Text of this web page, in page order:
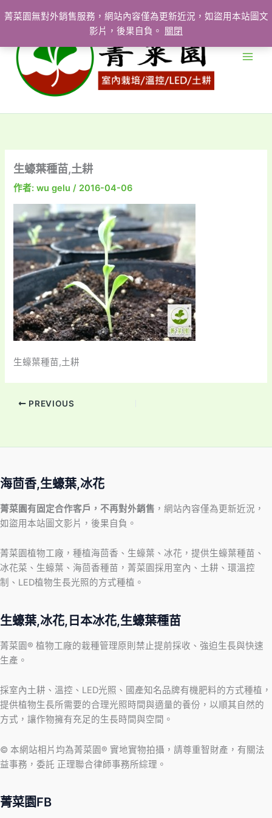
菁菜園無對外銷售服務，網站內容僅為更新近況，如盜用本站圖文
影片，後果自負。
關閉
至
要
生蠔葉種苗,土耕
作者:wu gelu/ 2016-04-06
生蠔葉種苗,土耕
PREVIOUS
海茴香,生蠔葉,冰花
菁菜園有固定合作客戶，不再對外銷售 ，網站內容僅為更新近況，
如盜用本站圖文影片，後果自負。
菁菜園植物工廠，種植海茴香、生蠔葉、冰花，提供生蠔葉種苗、
冰花菜、生蠔葉、海茴香種苗，菁菜園採用室內、土耕、環溫控
制、LED植物生長光照的方式種植。
生蠔葉,冰花,日本冰花,生蠔葉種苗
菁菜園® 植物工廠的栽種管理原則禁止提前採收、強迫生長與快速
生產。
採室內土耕、溫控、LED光照、國產知名品牌有機肥料的方式種植，
提供植物生長所需要的合理光照時間與適量的養份，以順其自然的
方式，讓作物擁有充足的生長時間與空間。
© 本網站相片均為菁菜園® 實地實物拍攝，請尊重智財產，有關法
益事務，委託 正理聯合律師事務所綜理。
菁菜園FB